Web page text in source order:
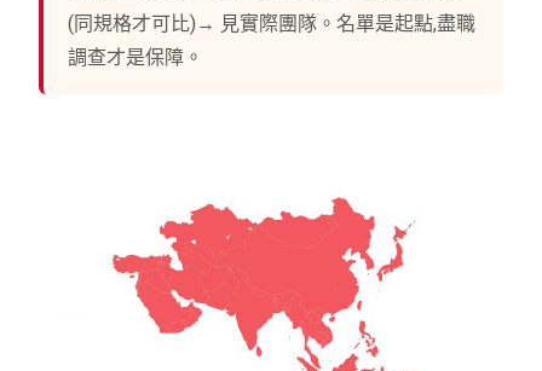
(同規格才可比)→ 見實際團隊。名單是起點,盡職
調查才是保障。